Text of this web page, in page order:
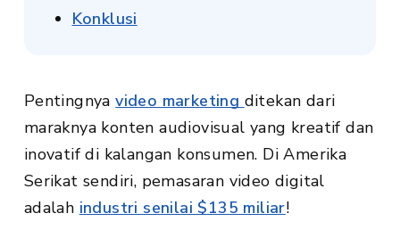
Konklusi
Pentingnyavideo marketing ditekan dari
maraknya konten audiovisual yang kreatif dan
inovatif di kalangan konsumen. Di Amerika
Serikat sendiri, pemasaran video digital
adalah industri senilai $135 miliar!